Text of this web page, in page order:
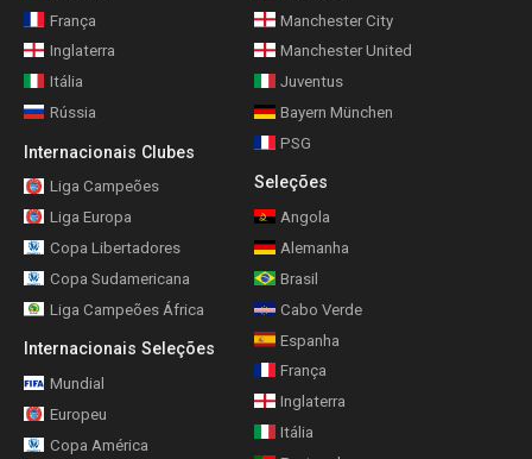
França
Inglaterra
Itália
Rússia
Internacionais Clubes
Liga Campeões
Liga Europa
Copa Libertadores
Copa Sudamericana
Liga Campeões África
Internacionais Seleções
Mundial
Europeu
Copa América
Manchester City
Manchester United
Juventus
Bayern München
PSG
Seleções
Angola
Alemanha
Brasil
Cabo Verde
Espanha
França
Inglaterra
Itália